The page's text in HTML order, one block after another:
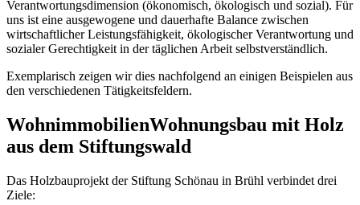
Verantwortungsdimension (ökonomisch, ökologisch und sozial). Für
uns ist eine ausgewogene und dauerhafte Balance zwischen
wirtschaftlicher Leistungsfähigkeit, ökologischer Verantwortung und
sozialer Gerechtigkeit in der täglichen Arbeit selbstverständlich.
Exemplarisch zeigen wir dies nachfolgend an einigen Beispielen aus
den verschiedenen Tätigkeitsfeldern.
WohnimmobilienWohnungsbau mit Holz
aus dem Stiftungswald
Das Holzbauprojekt der Stiftung Schönau in Brühl verbindet drei
Ziele: